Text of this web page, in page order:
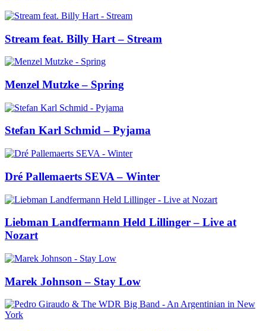
Stream feat. Billy Hart – Stream
Menzel Mutzke – Spring
Stefan Karl Schmid – Pyjama
Dré Pallemaerts SEVA – Winter
Liebman Landfermann Held Lillinger – Live at
Nozart
Marek Johnson – Stay Low